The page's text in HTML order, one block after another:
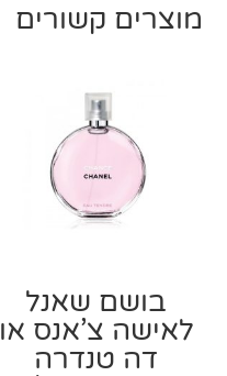
מוצרים קשורים
בושם שאנל
לאישה צ’אנס או
דה טנדרה